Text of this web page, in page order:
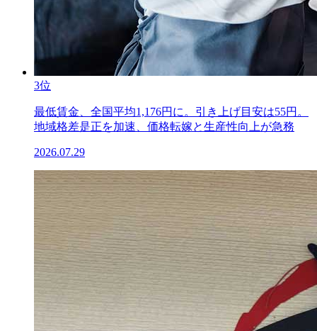
3位
最低賃金、全国平均1,176円に。引き上げ目安は55円。
地域格差是正を加速、価格転嫁と生産性向上が急務
2026.07.29